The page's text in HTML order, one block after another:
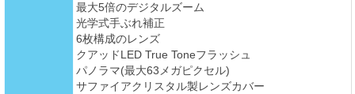
最大5倍のデジタルズーム
光学式手ぶれ補正
6枚構成のレンズ
クアッドLED True Toneフラッシュ
パノラマ(最大63メガピクセル)
サファイアクリスタル製レンズカバー